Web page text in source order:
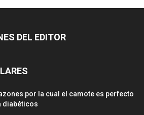
DEL EDITOR
por la cual el camote es perfecto
diabéticos